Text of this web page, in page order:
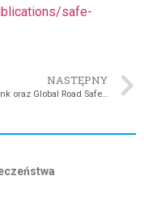
safe-
NASTĘPNY
World Bank oraz Global Road Safety Facility (GRSF) opublikował przewodnik łączący bezpieczeństwo i projektowanie dróg (integrating safety in road design)